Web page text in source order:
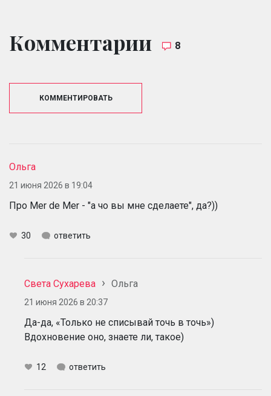
Комментарии 8
КОММЕНТИРОВАТЬ
Ольга
21 июня 2026 в 19:04
Про Mer de Mer - "а чо вы мне сделаете", да?))
30 ответить
Света Сухарева Ольга
21 июня 2026 в 20:37
Да-да, «Только не списывай точь в точь»)
Вдохновение оно, знаете ли, такое)
12 ответить